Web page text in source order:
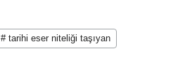
# tarihi eser niteliği taşıyan